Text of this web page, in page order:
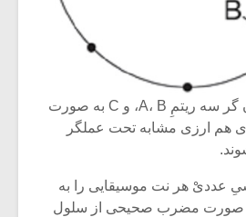
سه تابع نشان گر سه ریتمِ A، B، و C به صورت
هم ارزی مشابه تحت عملگر
عددیْ هر نت موسیقایی را به
صورت مضرب صحیحی از سلول